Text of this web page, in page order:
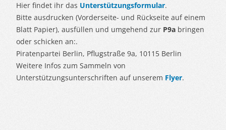
Hier findet ihr das Unterstützungsformular.
Bitte ausdrucken (Vorderseite- und Rückseite auf einem
Blatt Papier), ausfüllen und umgehend zur P9a bringen
oder schicken an:.
Piratenpartei Berlin, Pflugstraße 9a, 10115 Berlin
Weitere Infos zum Sammeln von
Unterstützungsunterschriften auf unserem Flyer.